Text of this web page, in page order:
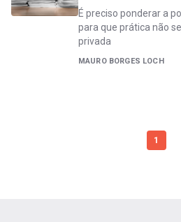
É preciso ponderar a
para que prática não
privada
MAURO BORGES LOCH
1